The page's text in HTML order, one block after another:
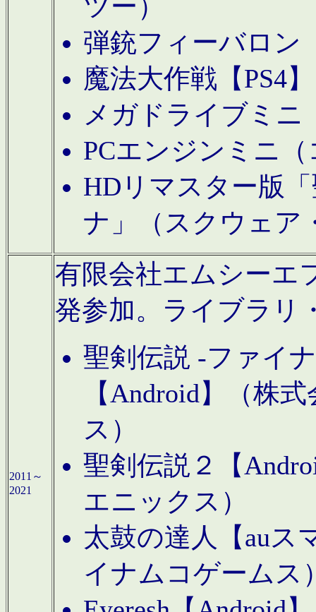
ツー）
弾銃フィーバロン
魔法大作戦【PS4
メガドライブミニ
PCエンジンミニ
HDリマスター版
ナ」（スクウェア
2011～
2021
有限会社エムシーエ
発参加。ライブラリ
聖剣伝説 -ファイ
【Android】（株
ス）
聖剣伝説２【
エニックス）
太鼓の達人【auス
イナムコゲームス